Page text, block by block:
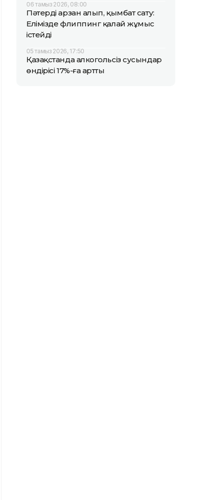
06 тамыз 2026, 08:00
Пәтерді арзан алып, қымбат сату:
Елімізде флиппинг қалай жұмыс
істейді
05 тамыз 2026, 17:50
Қазақстанда алкогольсіз сусындар
өндірісі 17%-ға артты